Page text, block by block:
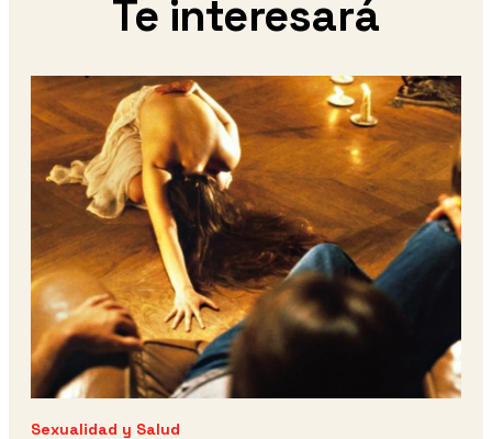
Te interesará
Sexualidad y Salud